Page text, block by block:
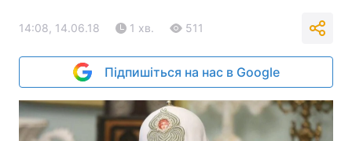
14:08, 14.06.18 1 хв. 511
Підпишіться на нас в Google